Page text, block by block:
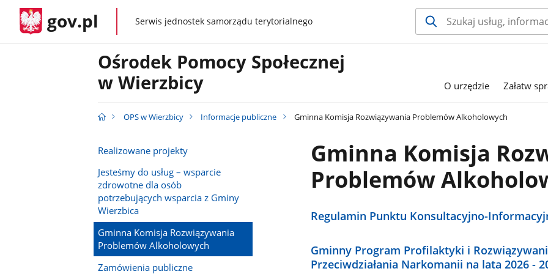
gov.pl gov.plSerwis jednostek samorządu terytorialnego
Ośrodek Pomocy Społecznej
w Wierzbicy
O urzędzie Załatw
OPS w Wierzbicy Informacje publiczne Gminna Komisja Rozwiązywania Problemów Alkoholowych
Realizowane projekty
Jesteśmy do usług – wsparcie
zdrowotne dla osób
potrzebujących wsparcia z Gminy
Wierzbica
Gminna Komisja Rozwiązywania
Problemów Alkoholowych
Zamówienia publiczne
Gminna Komisja
Problemów
Regulamin Punktu Konsultacyjno-
Gminny Program Profilaktyki i
Przeciwdziałania Narkomanii na lata 2026 -